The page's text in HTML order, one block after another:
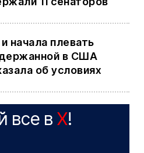
начала плевать
в США
об условиях
все в X!